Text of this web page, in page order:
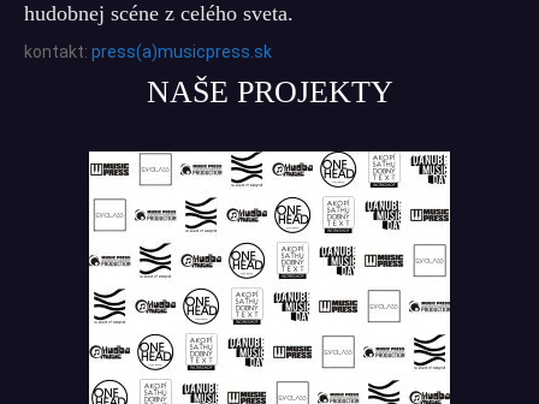
hudobnej scéne z celého sveta.
kontakt: press(a)musicpress.sk
NAŠE PROJEKTY